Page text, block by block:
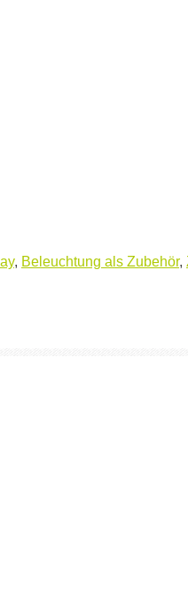
, Beleuchtung als Zubehör,